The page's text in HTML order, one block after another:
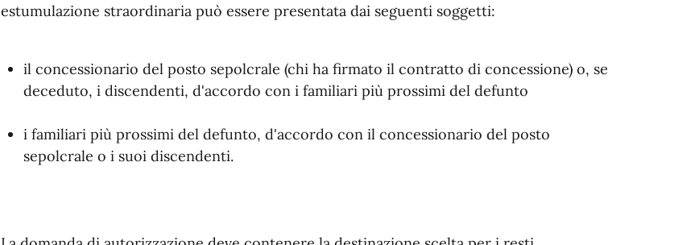
estumulazione straordinaria può essere presentata dai seguenti soggetti:
il concessionario del posto sepolcrale (chi ha firmato il contratto di concessione) o, se
deceduto, i discendenti, d'accordo con i familiari più prossimi del defunto
i familiari più prossimi del defunto, d'accordo con il concessionario del posto
sepolcrale o i suoi discendenti.